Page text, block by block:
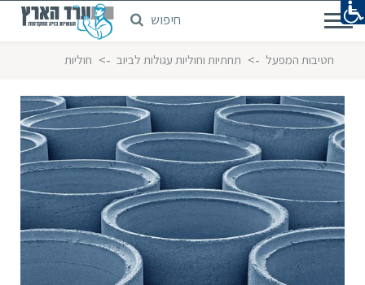
דלג
חיפוש
חטיבות המפעל -> תחתיות וחוליות עגולות לביוב -> חוליות